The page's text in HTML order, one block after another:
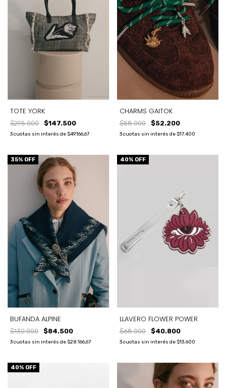
TOTE YORK
$295.000 $147.500
3cuotas sin interés de $49.166,67
CHARMS GAITOK
$58.000 $52.200
3 cuotas sin interés de $17.400
35% OFF
BUFANDA ALPINE
$130.000 $84.500
3cuotas sin interés de $28.166,67
40% OFF
LLAVERO FLOWER POWER
$68.000 $40.800
3 cuotas sin interés de $13.600
40% OFF